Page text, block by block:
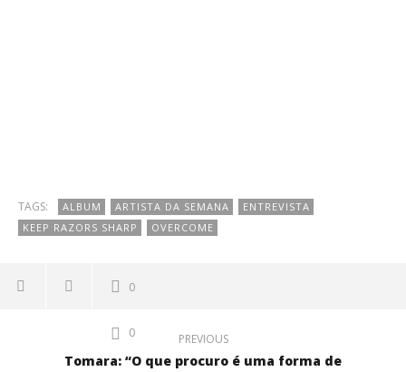
TAGS: ALBUM ARTISTA DA SEMANA
ENTREVISTA
KEEP RAZORS SHARP
OVERCOME
0
0 PREVIOUS
Tomara: “O que procuro é uma forma de